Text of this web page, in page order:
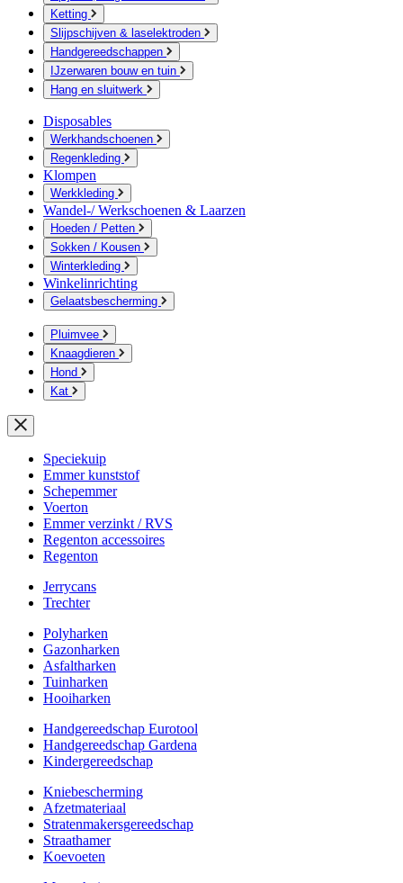
Ketting
Slijpschijven & laselektroden
Handgereedschappen
IJzerwaren bouw en tuin
Hang en sluitwerk
Disposables
Werkhandschoenen
Regenkleding
Klompen
Werkkleding
Wandel-/ Werkschoenen & Laarzen
Hoeden / Petten
Sokken / Kousen
Winterkleding
Winkelinrichting
Gelaatsbescherming
Pluimvee
Knaagdieren
Hond
Kat
Speciekuip
Emmer kunststof
Schepemmer
Voerton
Emmer verzinkt / RVS
Regenton accessoires
Regenton
Jerrycans
Trechter
Polyharken
Gazonharken
Asfaltharken
Tuinharken
Hooiharken
Handgereedschap Eurotool
Handgereedschap Gardena
Kindergereedschap
Kniebescherming
Afzetmateriaal
Stratenmakersgereedschap
Straathamer
Koevoeten